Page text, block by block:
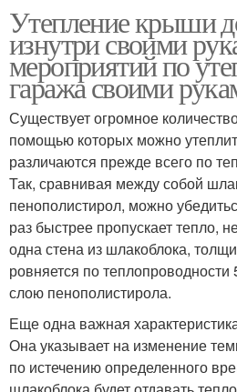
Утепление крыши
изнутри своими
мероприятий по
гаража своими
Существует огромное
помощью которых можно
различаются прежде всего по
Так, сравнивая между собой
пенополистирол, можно
раз быстрее пропускает тепло,
одна стена из шлакоблока,
ровняется по
слою пенополистирола.
Еще одна важная
Она указывает на изменение
по истечению определенного